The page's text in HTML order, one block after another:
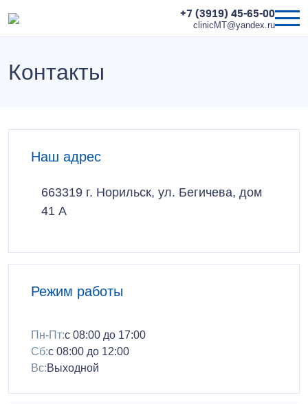
+7 (3919) 45-65-00
clinicMT@yandex.ru
Контакты
Наш адрес
663319 г. Норильск, ул. Бегичева, дом
41 А
Режим работы
Пн-Пт:с 08:00 до 17:00
Сб:с 08:00 до 12:00
Вс:Выходной